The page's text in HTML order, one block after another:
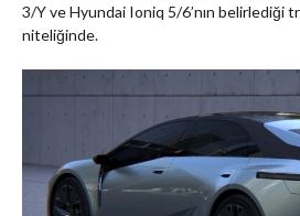
3/Y ve Hyundai Ioniq 5/6’nın belirlediği
niteliğinde.